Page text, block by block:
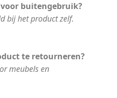
buitengebruik?
bij het product zelf.
te retourneren?
meubels en